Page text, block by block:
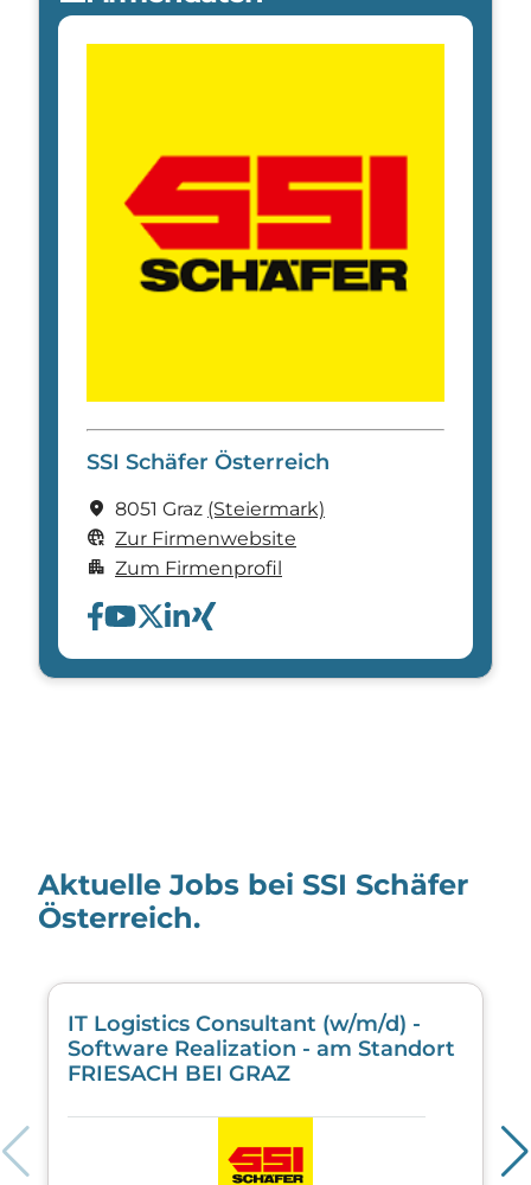
SSI Schäfer Österreich
location_on 8051 Graz (Steier­mark)
captive_portal Zur Firmenwebsite
apartment Zum Firmenprofil
Aktuelle Jobs bei SSI Schäfer
Österreich.
IT Logistics Consultant (w/m/d) -
Software Realization - am Standort
FRIESACH BEI GRAZ